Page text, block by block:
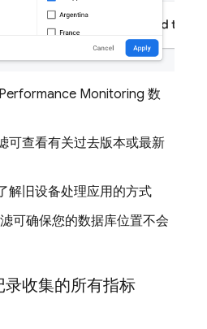
Monitoring 数
可查看有关过去版本或最新
解旧设备处理应用的方式
可确保您的数据库位置不会
收集的所有指标